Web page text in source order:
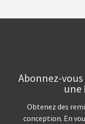
Abonnez-
une
Obtenez des
conception. En